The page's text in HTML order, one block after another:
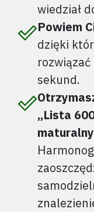
wiedział
Powiem
dzięki
sekund.
,,Lista